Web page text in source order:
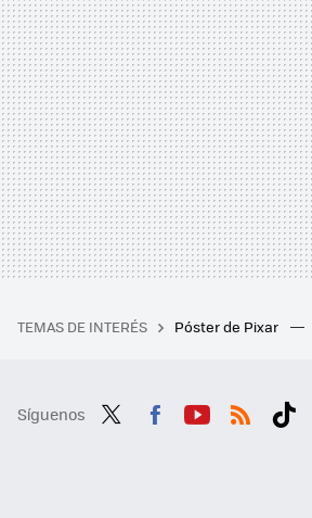
TEMAS DE INTERÉS Póster de Pixar
Síguenos